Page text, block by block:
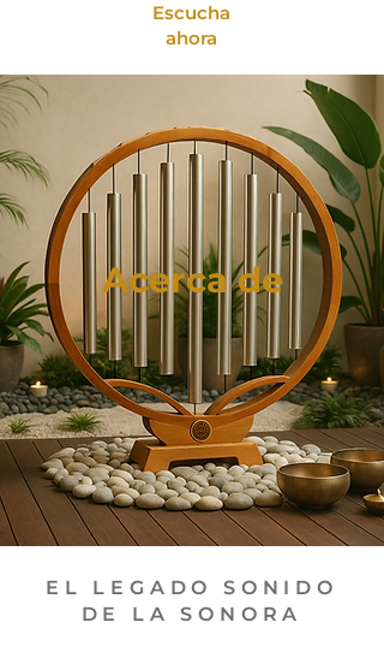
Escucha
ahora
Acerca de
EL LEGADO SONIDO
DE LA SONORA